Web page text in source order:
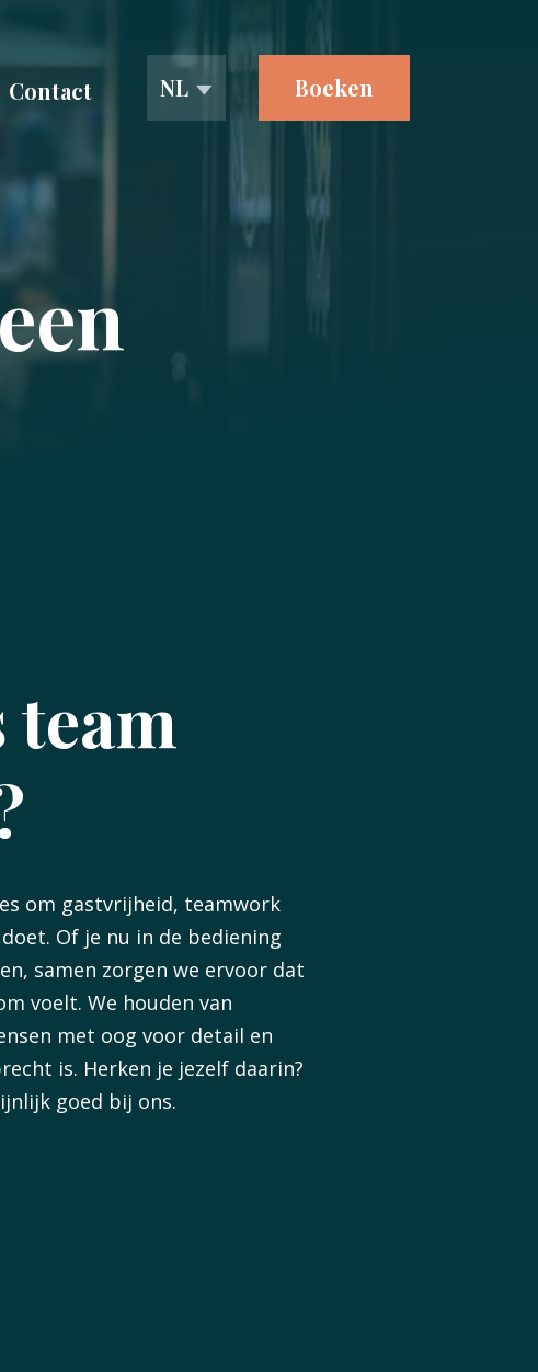
Contact NL Boeken
om gastvrijheid, teamwork
Of je nu in de bediening
samen zorgen we ervoor dat
voelt. We houden van
met oog voor detail en
is. Herken je jezelf daarin?
goed bij ons.